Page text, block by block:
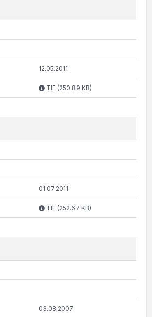
12.05.2011
TIF (250.89 KB)
01.07.2011
TIF (252.67 KB)
03.08.2007